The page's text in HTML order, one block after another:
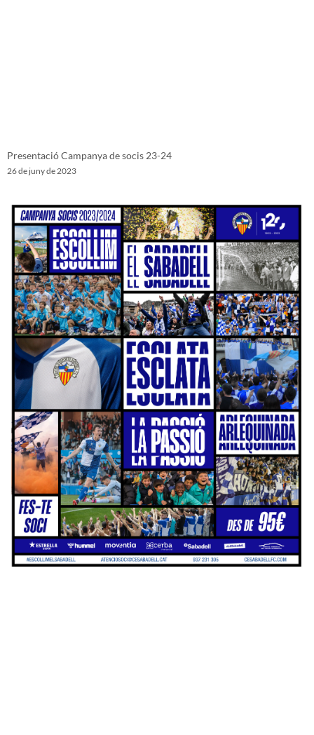
Presentació Campanya de socis 23-24
26 de juny de 2023